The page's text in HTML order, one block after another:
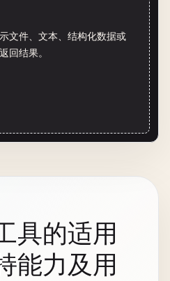
文件、文本、结构化数据或
回结果。
具的适用
能力及用